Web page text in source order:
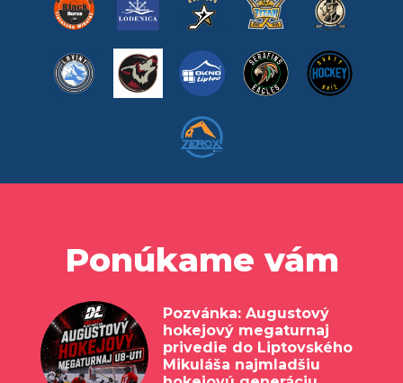
Ponúkame vám
Pozvánka: Augustový
hokejový megaturnaj
privedie do Liptovského
Mikuláša najmladšiu